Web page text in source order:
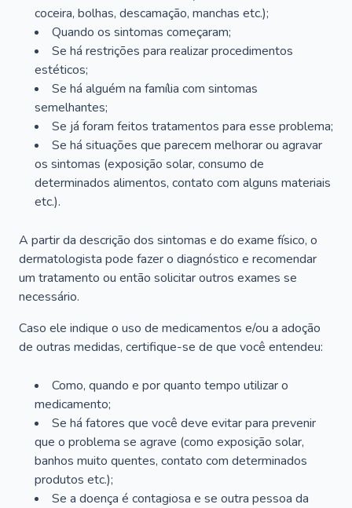
coceira, bolhas, descamação, manchas etc.);
Quando os sintomas começaram;
Se há restrições para realizar procedimentos
estéticos;
Se há alguém na família com sintomas
semelhantes;
Se já foram feitos tratamentos para esse problema;
Se há situações que parecem melhorar ou agravar
os sintomas (exposição solar, consumo de
determinados alimentos, contato com alguns materiais
etc.).
A partir da descrição dos sintomas e do exame físico, o
dermatologista pode fazer o diagnóstico e recomendar
um tratamento ou então solicitar outros exames se
necessário.
Caso ele indique o uso de medicamentos e/ou a adoção
de outras medidas, certifique-se de que você entendeu:
Como, quando e por quanto tempo utilizar o
medicamento;
Se há fatores que você deve evitar para prevenir
que o problema se agrave (como exposição solar,
banhos muito quentes, contato com determinados
produtos etc.);
Se a doença é contagiosa e se outra pessoa da